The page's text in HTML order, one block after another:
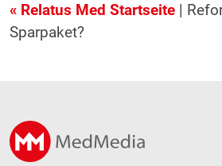
« Relatus Med Startseite|
Sparpaket?